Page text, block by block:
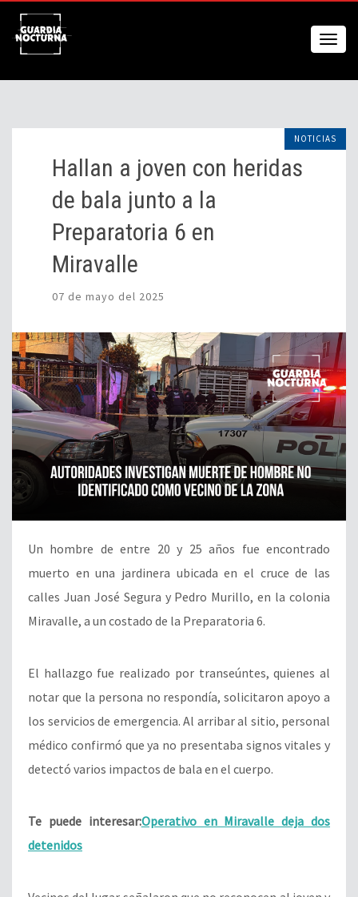
NOTICIAS
Hallan a joven con heridas
de bala junto a la
Preparatoria 6 en
Miravalle
07 de mayo del 2025
Un hombre de entre 20 y 25 años fue encontrado
muerto en una jardinera ubicada en el cruce de las
calles Juan José Segura y Pedro Murillo, en la colonia
Miravalle, a un costado de la Preparatoria 6.
El hallazgo fue realizado por transeúntes, quienes al
notar que la persona no respondía, solicitaron apoyo a
los servicios de emergencia. Al arribar al sitio, personal
médico confirmó que ya no presentaba signos vitales y
detectó varios impactos de bala en el cuerpo.
Te puede interesar:Operativo en Miravalle deja dos
detenidos